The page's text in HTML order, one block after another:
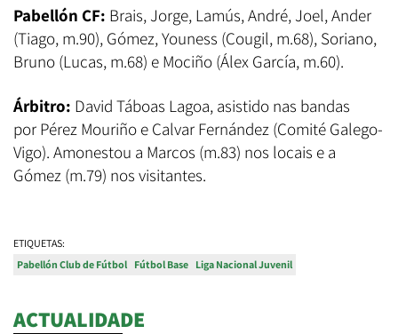
Pabellón CF: Brais, Jorge, Lamús, André, Joel, Ander
(Tiago, m.90), Gómez, Youness (Cougil, m.68), Soriano,
Bruno (Lucas, m.68) e Mociño (Álex García, m.60).
Árbitro: David Táboas Lagoa, asistido nas bandas
por Pérez Mouriño e Calvar Fernández (Comité Galego-
Vigo). Amonestou a Marcos (m.83) nos locais e a
Gómez (m.79) nos visitantes.
ETIQUETAS:
Pabellón Club de Fútbol Fútbol Base Liga Nacional Juvenil
ACTUALIDADE